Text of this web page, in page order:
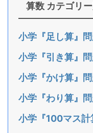
算数 カテゴリ
小学『足し算』
小学『引き算』
小学『かけ算』
小学『わり算』
小学『100マス計